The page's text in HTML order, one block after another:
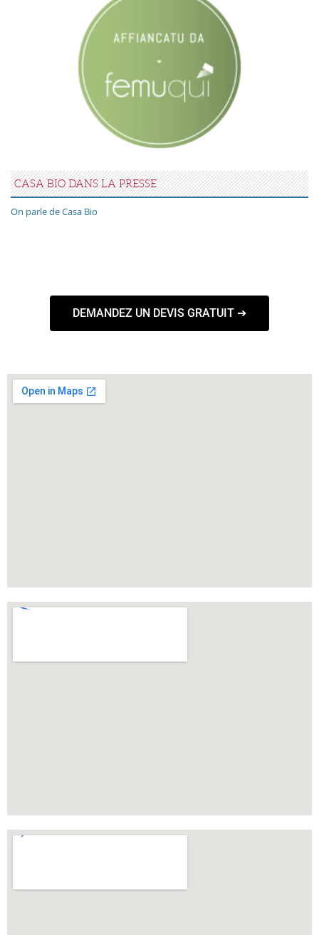
CASA BIO DANS LA PRESSE
On parle de Casa Bio
DEMANDEZ UN DEVIS GRATUIT ➔